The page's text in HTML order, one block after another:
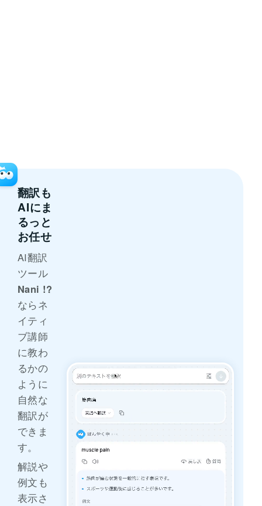
翻訳も
AIにま
るっと
お任せ
AI翻訳
ツール
Nani !?
ならネ
イティ
ブ講師
に教わ
るかの
ように
自然な
翻訳が
できま
す。
解説や
例文も
表示さ